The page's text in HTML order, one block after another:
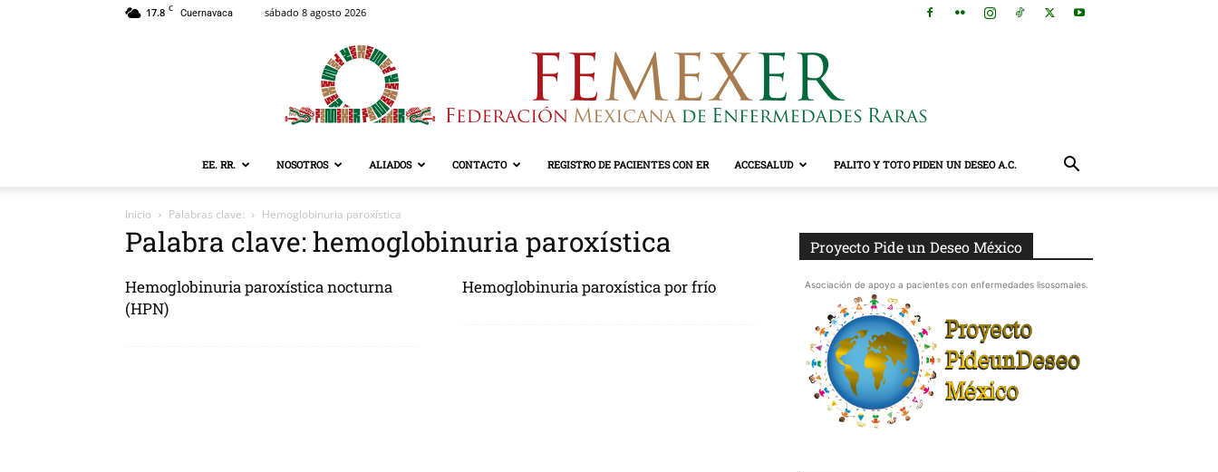
17.8 C Cuernavaca sábado 8 agosto 2026
EE. RR. NOSOTROS ALIADOS CONTACTO REGISTRO DE PACIENTES CON ER ACCESALUD PALITO Y TOTO PIDEN UN DESEO A.C.
Inicio Palabras clave: Hemoglobinuria paroxística
Palabra clave: hemoglobinuria paroxística
Hemoglobinuria paroxística nocturna
(HPN)
Hemoglobinuria paroxística por frío
Proyecto Pide un Deseo México
Asociación de apoyo a pacientes con enfermedades lisosomales.